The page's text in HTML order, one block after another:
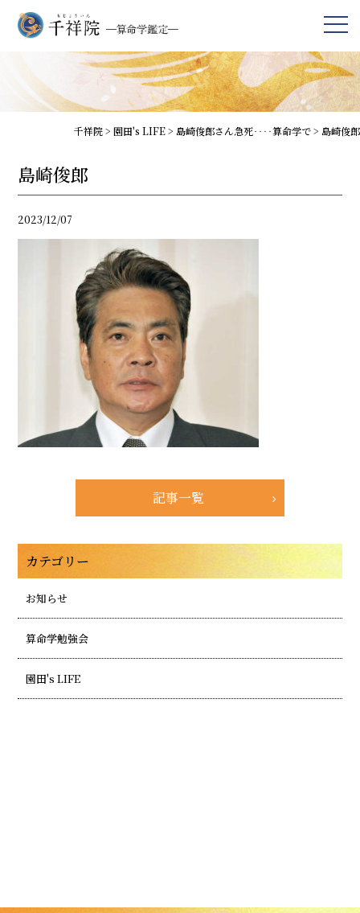
千祥院> 園田's LIFE> 島崎俊郎さん急死‥‥算命学で> 島崎俊郎
島崎俊郎
2023/12/07
記事一覧
カテゴリー
お知らせ
算命学勉強会
園田's LIFE